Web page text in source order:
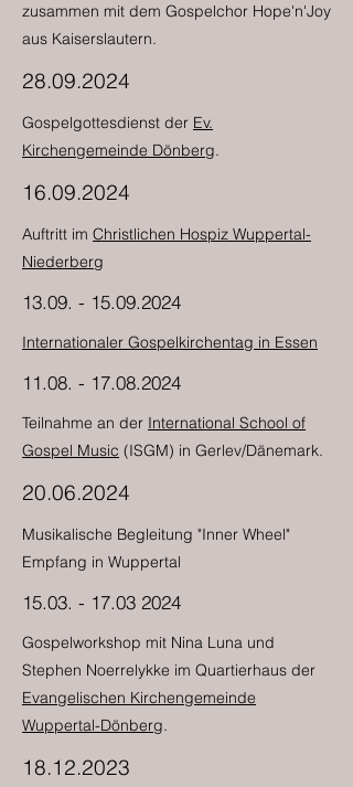
zusammen mit dem Gospelchor Hope'n'Joy
aus Kaiserslautern.
28.09.2024
Gospelgottesdienst der Ev.
Kirchengemeinde Dönberg.
16.09.2024
Auftritt im Christlichen Hospiz Wuppertal-
Niederberg
13.09. - 15.09.2024
Internationaler Gospelkirchentag in Essen
11.08. - 17.08.2024
Teilnahme an der International School of
Gospel Music (ISGM) in Gerlev/Dänemark.
20.06.2024
Musikalische Begleitung "Inner Wheel"
Empfang in Wuppertal
15.03. - 17.03 2024
Gospelworkshop mit Nina Luna und
Stephen Noerrelykke im Quartierhaus der
Evangelischen Kirchengemeinde
Wuppertal-Dönberg.
18.12.2023